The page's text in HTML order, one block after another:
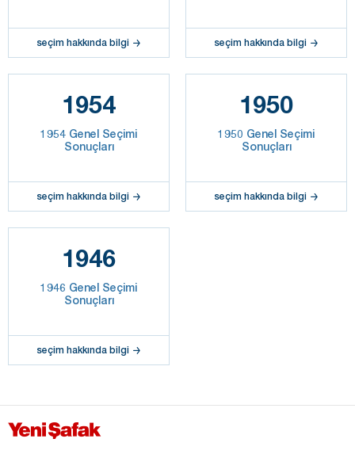
seçim hakkında bilgi seçim hakkında bilgi
1954
1954 Genel Seçimi
Sonuçları
seçim hakkında bilgi
1950
1950 Genel Seçimi
Sonuçları
seçim hakkında bilgi
1946
1946 Genel Seçimi
Sonuçları
seçim hakkında bilgi